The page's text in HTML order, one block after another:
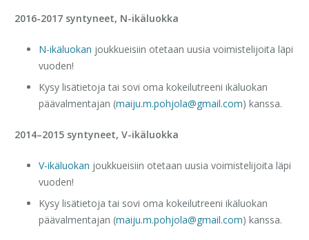
2016-2017 syntyneet, N-ikäluokka
N-ikäluokan joukkueisiin otetaan uusia voimistelijoita läpi
vuoden!
Kysy lisätietoja tai sovi oma kokeilutreeni ikäluokan
päävalmentajan (maiju.m.pohjola@gmail.com) kanssa.
2014–2015 syntyneet, V-ikäluokka
V-ikäluokan joukkueisiin otetaan uusia voimistelijoita läpi
vuoden!
Kysy lisätietoja tai sovi oma kokeilutreeni ikäluokan
päävalmentajan (maiju.m.pohjola@gmail.com) kanssa.